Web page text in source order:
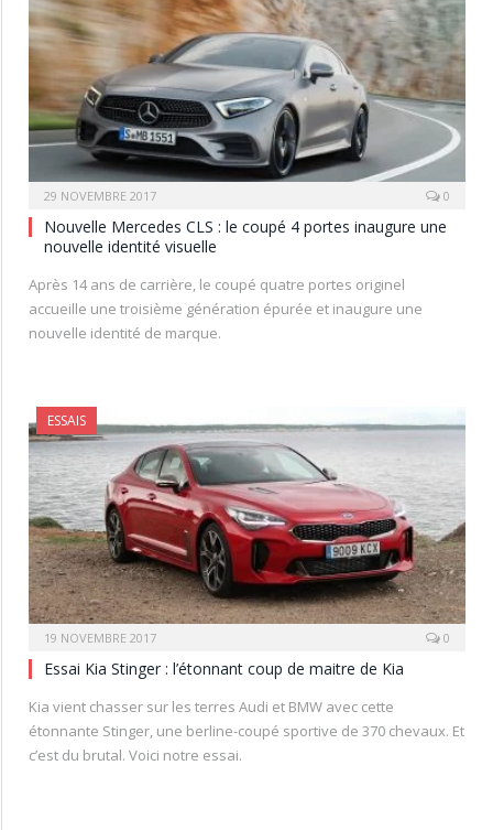
29 NOVEMBRE 2017 0
Nouvelle Mercedes CLS : le coupé 4 portes inaugure une
nouvelle identité visuelle
Après 14 ans de carrière, le coupé quatre portes originel
accueille une troisième génération épurée et inaugure une
nouvelle identité de marque.
ESSAIS
19 NOVEMBRE 2017 0
Essai Kia Stinger : l’étonnant coup de maitre de Kia
Kia vient chasser sur les terres Audi et BMW avec cette
étonnante Stinger, une berline-coupé sportive de 370 chevaux. Et
c’est du brutal. Voici notre essai.